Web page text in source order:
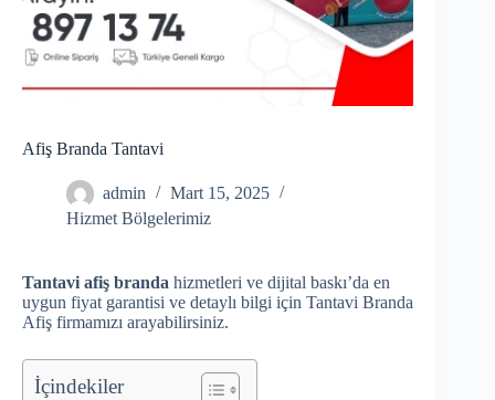
Afiş Branda Tantavi
admin
Mart 15, 2025
Hizmet Bölgelerimiz
Tantavi afiş branda hizmetleri ve dijital baskı’da en
uygun fiyat garantisi ve detaylı bilgi için Tantavi Branda
Afiş firmamızı arayabilirsiniz.
İçindekiler